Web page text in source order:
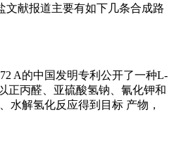
文献报道主要有如下几条合成路
A的中国发明专利公开了一种L-
正丙醛、亚硫酸氢钠、氰化钾和
水解氢化反应得到目标 产物，